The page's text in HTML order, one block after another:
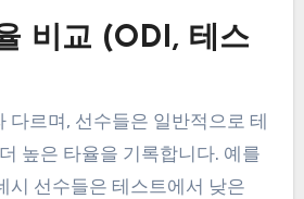
비교 (ODI, 테스
다르며, 선수들은 일반적으로 테
높은 타율을 기록합니다. 예를
시 선수들은 테스트에서 낮은